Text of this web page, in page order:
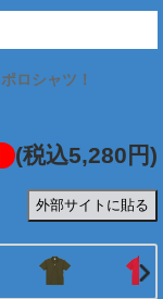
ロシャツ！
(税込5,280円)
外部サイトに貼る